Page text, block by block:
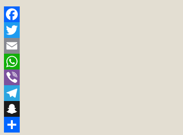
Facebook
Twitter
Email
WhatsApp
Viber
Telegram
Snapchat